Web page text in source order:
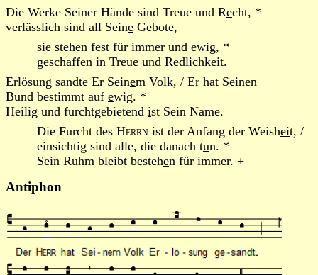
Die Werke Seiner Hände sind Treue und Recht, *
verlässlich sind all Seine Gebote,
sie stehen fest für immer und ewig, *
geschaffen in Treue und Redlichkeit.
Erlösung sandte Er Seinem Volk, / Er hat Seinen
Bund bestimmt auf ewig. *
Heilig und furchtgebietend ist Sein Name.
Die Furcht des Herrn ist der Anfang der Weisheit, /
einsichtig sind alle, die danach tun. *
Sein Ruhm bleibt bestehen für immer. +
Antiphon